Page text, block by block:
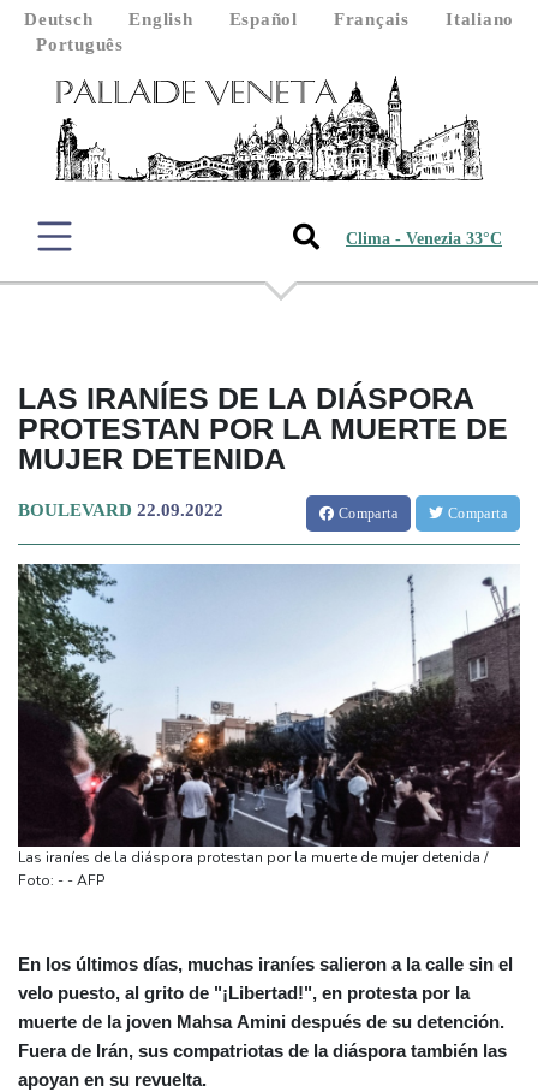
Deutsch English Español Français
Italiano
Português
Clima - Venezia 33°C
LAS IRANÍES DE LA DIÁSPORA
PROTESTAN POR LA MUERTE DE
MUJER DETENIDA
BOULEVARD 22.09.2022 Comparta Comparta
Las iraníes de la diáspora protestan por la muerte de mujer detenida /
Foto: - - AFP
En los últimos días, muchas iraníes salieron a la calle sin el
velo puesto, al grito de "¡Libertad!", en protesta por la
muerte de la joven Mahsa Amini después de su detención.
Fuera de Irán, sus compatriotas de la diáspora también las
apoyan en su revuelta.